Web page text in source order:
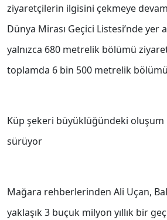
ziyaretçilerin ilgisini çekmeye
Dünya Mirası Geçici Listesi’nde yer
yalnızca 680 metrelik bölümü
toplamda 6 bin 500 metrelik bölümü
Küp şekeri büyüklüğündeki oluşum
sürüyor
Mağara rehberlerinden Ali Uçan,
yaklaşık 3 buçuk milyon yıllık bir